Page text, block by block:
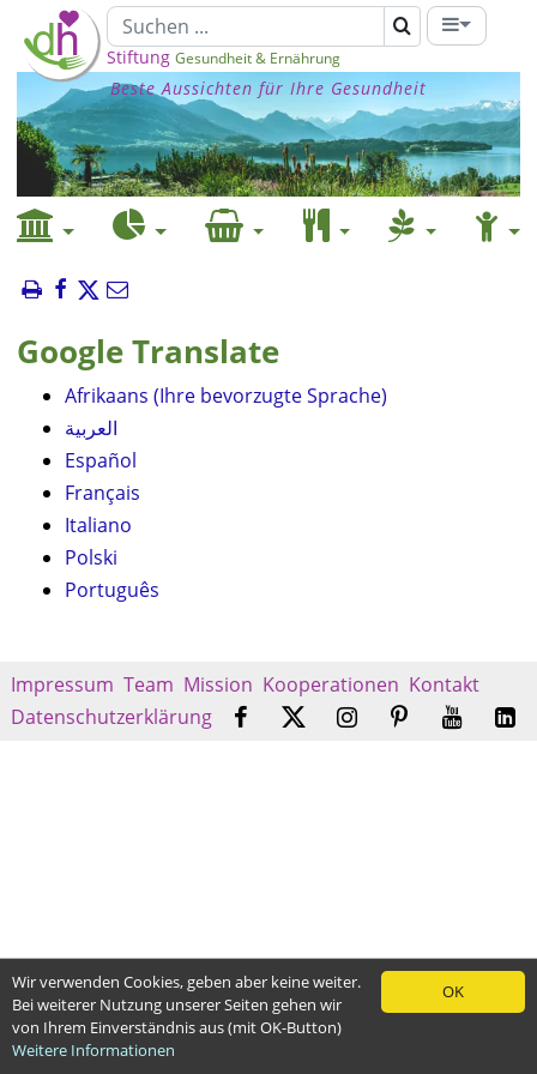
Stiftung Gesundheit & Ernährung
Beste Aussichten für Ihre Gesundheit
Google Translate
Afrikaans (Ihre bevorzugte Sprache)
العربية
Español
Français
Italiano
Polski
Português
Impressum Team Mission Kooperationen Kontakt
Datenschutzerklärung
OK
Wir verwenden Cookies, geben aber keine weiter.
Bei weiterer Nutzung unserer Seiten gehen wir
von Ihrem Einverständnis aus (mit OK-Button)
Weitere Informationen